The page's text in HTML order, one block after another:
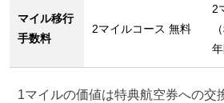
マイル移行
手数料
2マイルコース 無料
2
1マイルの価値は特典航空券への交